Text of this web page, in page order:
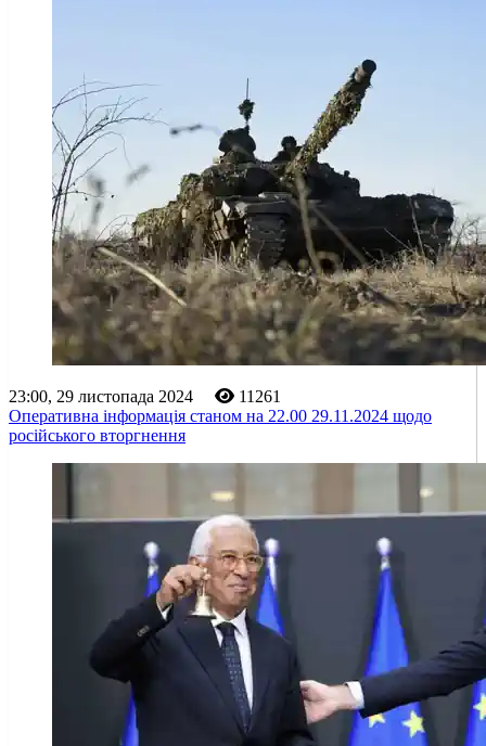
23:00, 29 листопада 2024
11261
Оперативна інформація станом на 22.00 29.11.2024 щодо
російського вторгнення